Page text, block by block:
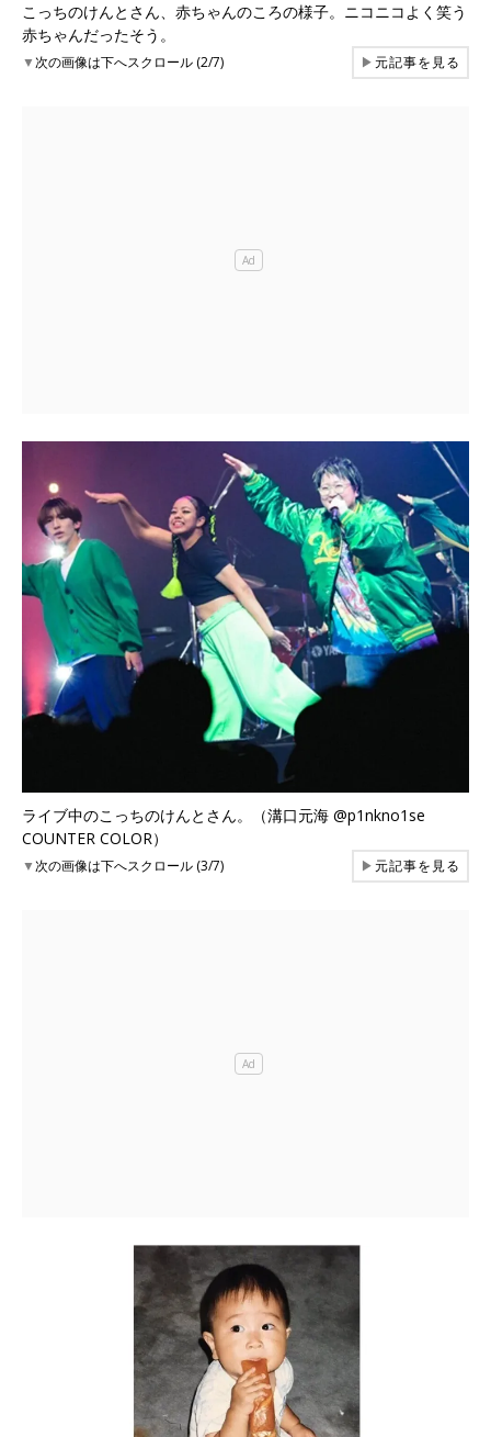
こっちのけんとさん、赤ちゃんのころの様子。ニコニコよく笑う
赤ちゃんだったそう。
▼次の画像は下へスクロール (2/7) ▶元記事を見る
ライブ中のこっちのけんとさん。（溝口元海 @p1nkno1se
COUNTER COLOR）
▼次の画像は下へスクロール (3/7) ▶元記事を見る